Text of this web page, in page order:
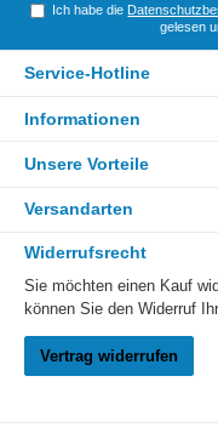
Ich habe die
gelesen
Service-Hotline
Informationen
Unsere Vorteile
Versandarten
Widerrufsrecht
Sie möchten einen Kauf
können Sie den Widerruf
Vertrag widerrufen